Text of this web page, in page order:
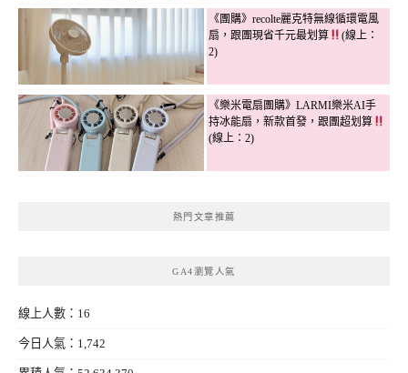
《團購》recolte麗克特無線循環電風
扇，跟團現省千元最划算
(線上：
2)
《樂米電扇團購》LARMI樂米AI手
持冰能扇，新款首發，跟團超划算
(線上：2)
熱門文章推薦
GA4瀏覽人氣
線上人數：16
今日人氣：1,742